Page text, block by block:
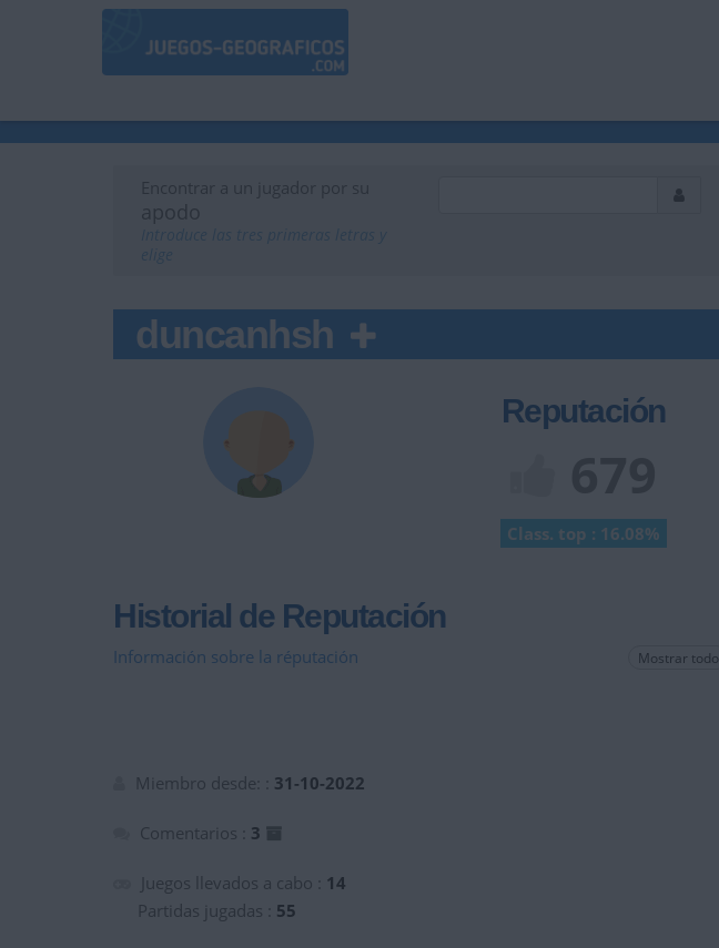
Encontrar a un jugador por su
apodo
duncanhsh
Reputación
Class. top : 16.08%
Historial de Reputación
Información sobre la réputación Mostrar todo
Miembro desde: : 31-10-2022
Comentarios : 3
Juegos llevados a cabo : 14
Partidas jugadas : 55